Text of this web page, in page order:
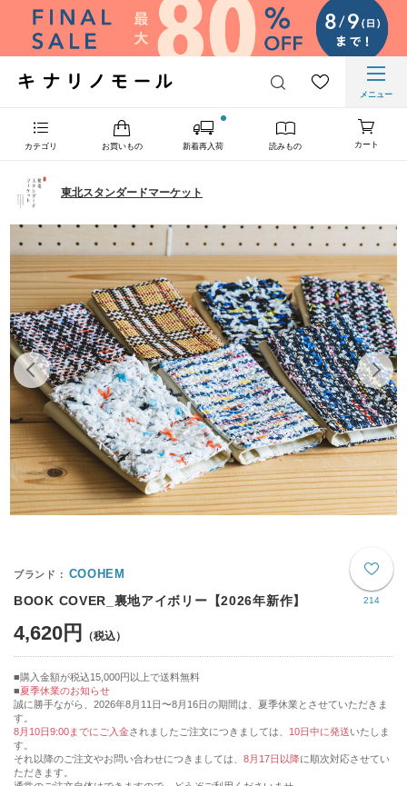
メニュー
カテゴリ お買いもの 新着再入荷 読みもの カート
東北スタンダードマーケット
214
COOHEM
BOOK COVER_裏地アイボリー【2026年新作】
4,620円
購入金額が税込15,000円以上で送料無料
夏季休業のお知らせ
誠に勝手ながら、2026年8月11日〜8月16日の期間は、夏季休業とさせていただきま
す。
8月10日9:00までにご入金されましたご注文につきましては、 10日中に発送いたしま
す。
それ以降のご注文やお問い合わせにつきましては、 8月17日以降に順次対応させてい
ただきます。